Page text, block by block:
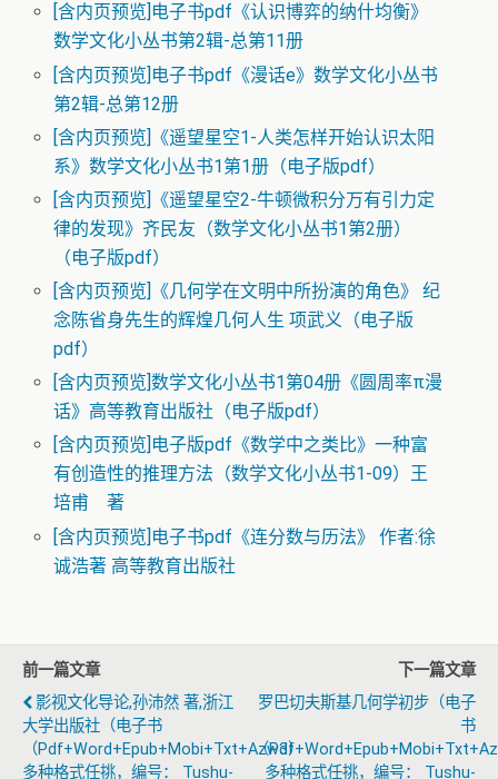
[含内页预览]电子书pdf《认识博弈的纳什均衡》
数学文化小丛书第2辑-总第11册
[含内页预览]电子书pdf《漫话e》数学文化小丛书
第2辑-总第12册
[含内页预览]《遥望星空1-人类怎样开始认识太阳
系》数学文化小丛书1第1册（电子版pdf）
[含内页预览]《遥望星空2-牛顿微积分万有引力定
律的发现》齐民友（数学文化小丛书1第2册）
（电子版pdf）
[含内页预览]《几何学在文明中所扮演的角色》 纪
念陈省身先生的辉煌几何人生 项武义（电子版
pdf）
[含内页预览]数学文化小丛书1第04册《圆周率π漫
话》高等教育出版社（电子版pdf）
[含内页预览]电子版pdf《数学中之类比》一种富
有创造性的推理方法（数学文化小丛书1-09）王
培甫 著
[含内页预览]电子书pdf《连分数与历法》 作者:徐
诚浩著 高等教育出版社
前一篇文章
影视文化导论,孙沛然 著,浙江
大学出版社（电子书
（pdf+word+epub+mobi+txt+azw3）
多种格式任挑，编号： Tushu-
下一篇文章
罗巴切夫斯基几何学初步（电子
书
（
多种格式任挑，编号： Tushu-